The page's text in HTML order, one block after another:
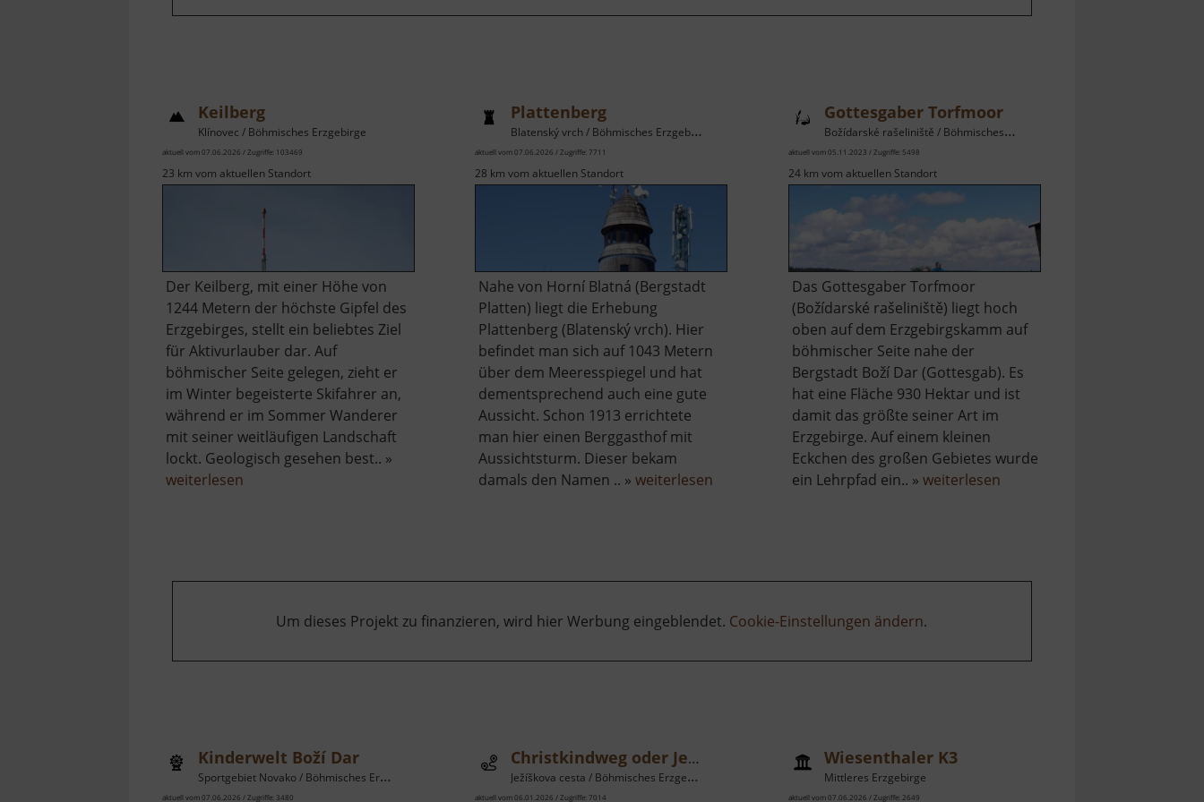
Keilberg
Klínovec / Böhmisches Erzgebirge
aktuell vom 07.06.2026 / Zugriffe: 103469
23 km vom aktuellen Standort
Der Keilberg, mit einer Höhe von
1244 Metern der höchste Gipfel des
Erzgebirges, stellt ein beliebtes Ziel
für Aktivurlauber dar. Auf
böhmischer Seite gelegen, zieht er
im Winter begeisterte Skifahrer an,
während er im Sommer Wanderer
mit seiner weitläufigen Landschaft
lockt. Geologisch gesehen best.. »
weiterlesen
Plattenberg
Blatenský vrch / Böhmisches Erzgebirge
aktuell vom 07.06.2026 / Zugriffe: 7711
28 km vom aktuellen Standort
Nahe von Horní Blatná (Bergstadt
Platten) liegt die Erhebung
Plattenberg (Blatenský vrch). Hier
befindet man sich auf 1043 Metern
über dem Meeresspiegel und hat
dementsprechend auch eine gute
Aussicht. Schon 1913 errichtete
man hier einen Berggasthof mit
Aussichtsturm. Dieser bekam
damals den Namen .. »weiterlesen
Gottesgaber Torfmoor
Božídarské rašeliniště / Böhmisches Erzgebirge
aktuell vom 05.11.2023 / Zugriffe: 5498
24 km vom aktuellen Standort
Das Gottesgaber Torfmoor
(Božídarské rašeliniště) liegt hoch
oben auf dem Erzgebirgskamm auf
böhmischer Seite nahe der
Bergstadt Boží Dar (Gottesgab). Es
hat eine Fläche 930 Hektar und ist
damit das größte seiner Art im
Erzgebirge. Auf einem kleinen
Eckchen des großen Gebietes wurde
ein Lehrpfad ein.. » weiterlesenüber
Um dieses Projekt zu finanzieren, wird hier Werbung eingeblendet. Cookie-Einstellungen ändern.
Kinderwelt Boží Dar
Sportgebiet Novako / Böhmisches Erzgebirge
aktuell vom 07.06.2026 / Zugriffe: 3480
Christkindweg oder Jesusweg
Ježíškova cesta / Böhmisches Erzgebirge
aktuell vom 06.01.2026 / Zugriffe: 7014
Wiesenthaler K3
Mittleres Erzgebirge
aktuell vom 07.06.2026 / Zugriffe: 2649